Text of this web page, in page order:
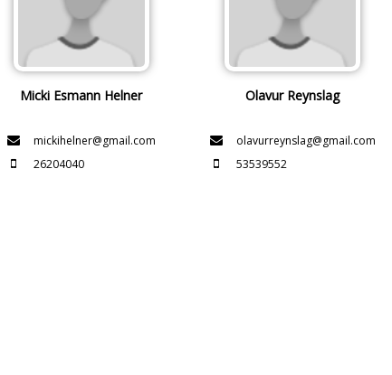
Micki Esmann Helner
mickihelner@gmail.com
26204040
Olavur Reynslag
olavurreynslag@gmail.com
53539552